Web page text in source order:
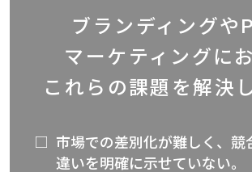
ブランディングや
マーケティングに
これらの課題を解決
市場での差別化が難しく、競
違いを明確に示せていない。